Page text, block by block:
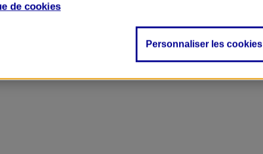
de cookies
Personnaliser les cookies